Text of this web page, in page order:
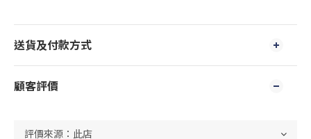
送貨及付款方式
顧客評價